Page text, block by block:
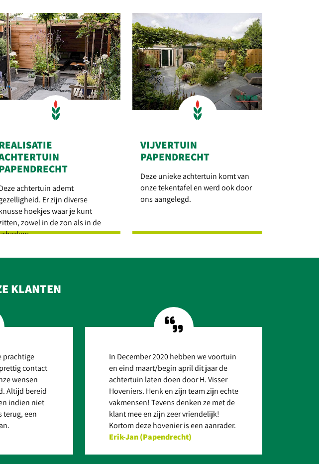
achtertuin ademt
Er zijn diverse
hoekjes waar je kunt
zowel in de zon als in de
VIJVERTUIN
PAPENDRECHT
Deze unieke achtertuin komt van
onze tekentafel en werd ook door
ons aangelegd.
KLANTEN
prachtige
contact
wensen
Altijd bereid
indien niet
terug, een
In December 2020 hebben we voortuin
en eind maart/begin april dit jaar de
achtertuin laten doen door H. Visser
Hoveniers. Henk en zijn team zijn echte
vakmensen! Tevens denken ze met de
klant mee en zijn zeer vriendelijk!
Kortom deze hovenier is een aanrader.
Erik-Jan (Papendrecht)